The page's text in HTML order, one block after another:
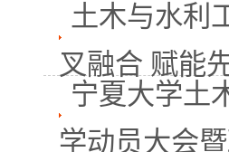
土木与水利
叉融合 赋能
宁夏大学土
学动员大会